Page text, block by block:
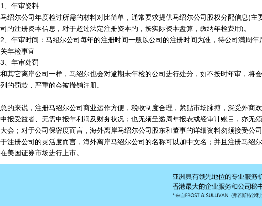
1、年审资料
马绍尔公司年度检讨所需的材料对比简单，通常要求提供马绍尔公司股权分配信息(主
司的注册资本信息，对于超过法定注册资本的，按实际资本盘算，缴纳年检费用)。
2、年审时间：马绍尔公司每年的注册时间一般以公司的注册时间为准，待公司满周年
关年检事宜
3、年审处罚
和其它离岸公司一样，马绍尔也会对逾期未年检的公司进行处分，如不按时年审，将
列的罚款，严重的会被撤销注册。
总的来说，注册马绍尔公司商业运作方便，税收制度合理，紧贴市场脉搏，深受外商
申报受益者、无需申报年利润及财务状况；也无须呈递周年报表或经审计账目，亦无
大会；对于公司保密度而言，海外离岸马绍尔公司股东和董事的详细资料勿须接受公
于注册公司的灵活度而言，海外离岸马绍尔公司的名称可以加中文名；并且注册马绍
在美国证券市场进行上市。